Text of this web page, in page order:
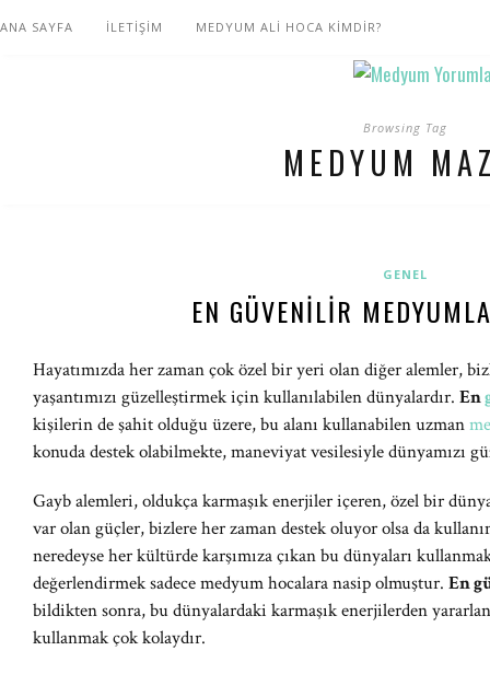
ANA SAYFA İLETİŞİM MEDYUM ALİ HOCA KİMDİR?
Browsing Tag
MEDYUM
GENEL
EN GÜVENILIR
Hayatımızda her zaman çok özel bir yeri olan diğer alemler,
yaşantımızı güzelleştirmek için kullanılabilen dünyalardır. En
kişilerin de şahit olduğu üzere, bu alanı kullanabilen uzman
konuda destek olabilmekte, maneviyat vesilesiyle dünyamızı
Gayb alemleri, oldukça karmaşık enerjiler içeren, özel bir
var olan güçler, bizlere her zaman destek oluyor olsa da
neredeyse her kültürde karşımıza çıkan bu dünyaları
değerlendirmek sadece medyum hocalara nasip olmuştur. En
bildikten sonra, bu dünyalardaki karmaşık enerjilerden
kullanmak çok kolaydır.